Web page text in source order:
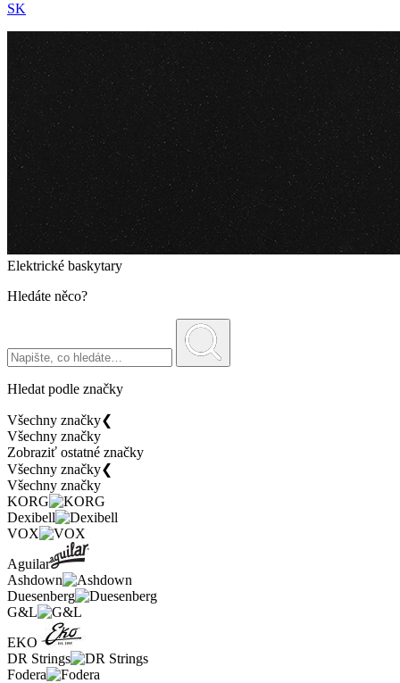
SK
Elektrické baskytary
Hledáte něco?
Hledat podle značky
Všechny značky❮
Všechny značky
Zobraziť ostatné značky
Všechny značky❮
Všechny značky
KORG
Dexibell
VOX
Aguilar
Ashdown
Duesenberg
G&L
EKO
DR Strings
Fodera